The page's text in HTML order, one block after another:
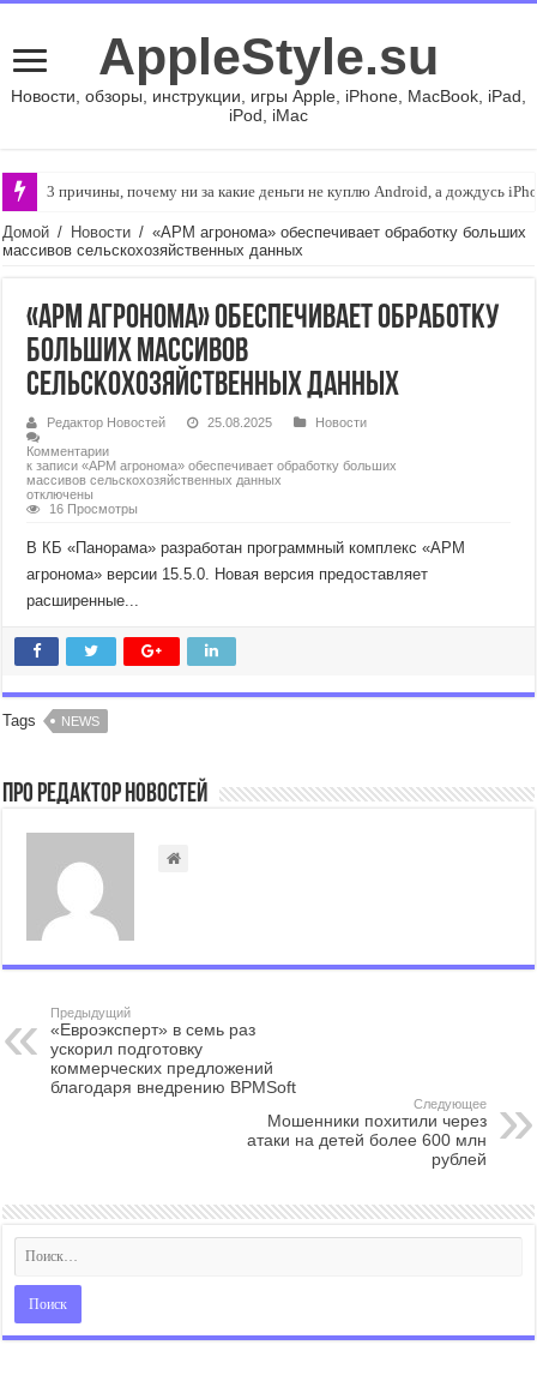
AppleStyle.su
Новости, обзоры, инструкции, игры Apple, iPhone, MacBook, iPad,
iPod, iMac
3 причины, почему ни за какие деньги не куплю Android, а дождусь
Домой / Новости / «АРМ агронома» обеспечивает обработку больших
массивов сельскохозяйственных данных
«АРМ агронома» обеспечивает обработку
больших массивов
сельскохозяйственных данных
Редактор Новостей 25.08.2025
Новости
Комментарии
к записи «АРМ агронома» обеспечивает обработку больших
массивов сельскохозяйственных данных
отключены
16 Просмотры
В КБ «Панорама» разработан программный комплекс «АРМ
агронома» версии 15.5.0. Новая версия предоставляет
расширенные...
Tags NEWS
Про Редактор Новостей
Предыдущий
«Евроэксперт» в семь раз
ускорил подготовку
коммерческих предложений
благодаря внедрению BPMSoft
Следующее
Мошенники похитили через
атаки на детей более 600 млн
рублей